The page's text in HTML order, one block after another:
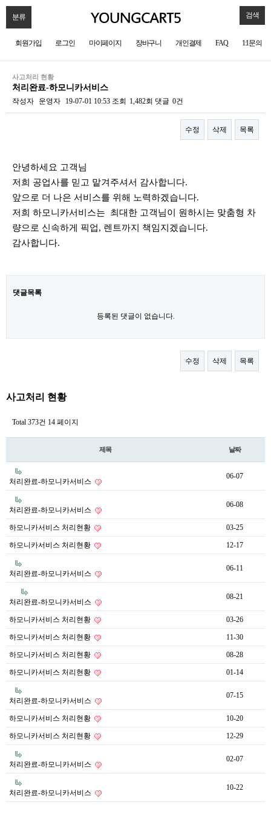
분류 검색
회원가입 로그인 마이페이지 장바구니 개인결제 FAQ 1:1문의
사고처리 현황
처리완료-하모니카서비스
작성자 운영자 19-07-01 10:53 조회 1,482회 댓글 0건
수정 삭제 목록
안녕하세요 고객님
저희 공업사를 믿고 맡겨주셔서 감사합니다.
앞으로 더 나은 서비스를 위해 노력하겠습니다.
저희 하모니카서비스는 최대한 고객님이 원하시는 맞춤형 차
량으로 신속하게 픽업, 렌트까지 책임지겠습니다.
감사합니다.
댓글목록
등록된 댓글이 없습니다.
수정 삭제 목록
사고처리 현황
Total 373건 14 페이지
제목 날짜
처리완료-하모니카서비스
06-07
처리완료-하모니카서비스
06-08
하모니카서비스 처리현황 03-25
하모니카서비스 처리현황 12-17
처리완료-하모니카서비스
06-11
처리완료-하모니카서비스
08-21
하모니카서비스 처리현황 03-26
하모니카서비스 처리현황 11-30
하모니카서비스 처리현황 08-28
하모니카서비스 처리현황 01-14
처리완료-하모니카서비스
07-15
하모니카서비스 처리현황 10-20
하모니카서비스 처리현황 12-29
처리완료-하모니카서비스
02-07
처리완료-하모니카서비스
10-22